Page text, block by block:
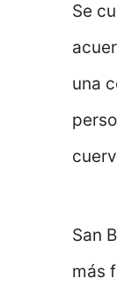
Se
una
San
más